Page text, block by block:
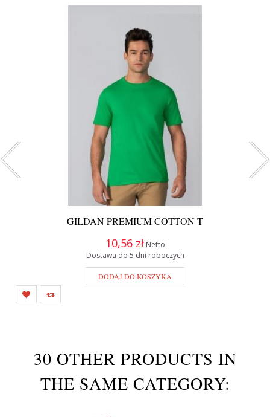
GILDAN PREMIUM COTTON T
10,56 zł Netto
Dostawa do 5 dni roboczych
DODAJ DO KOSZYKA
30 OTHER PRODUCTS IN
THE SAME CATEGORY: